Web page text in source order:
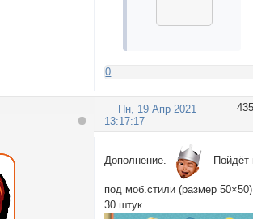
0
435
Пн, 19 Апр 2021
13:17:17
Дополнение. Пойдёт
под моб.стили (размер 50×50)
30 штук